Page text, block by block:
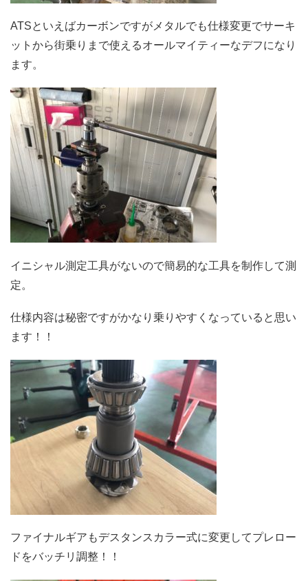
ATSといえばカーボンですがメタルでも仕様変更でサーキ
ットから街乗りまで使えるオールマイティーなデフになり
ます。
イニシャル測定工具がないので簡易的な工具を制作して測
定。
仕様内容は秘密ですがかなり乗りやすくなっていると思い
ます！！
ファイナルギアもデスタンスカラー式に変更してプレロー
ドをバッチリ調整！！